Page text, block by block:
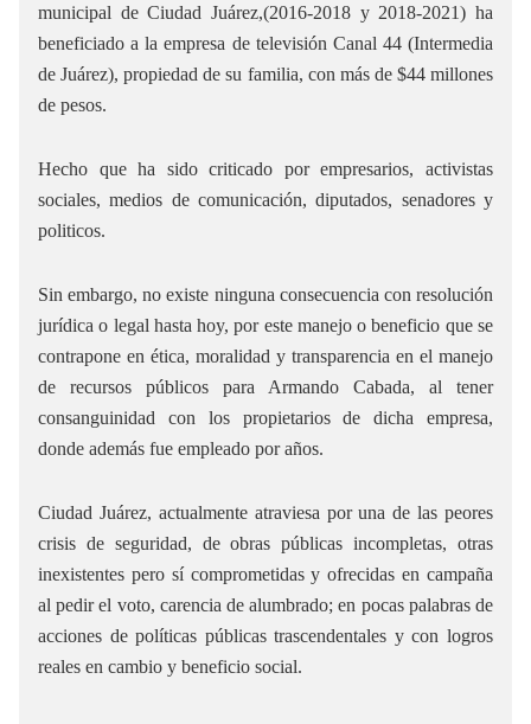
municipal de Ciudad Juárez,(2016-2018 y 2018-2021) ha
beneficiado a la empresa de televisión Canal 44 (Intermedia
de Juárez), propiedad de su familia, con más de $44 millones
de pesos.
Hecho que ha sido criticado por empresarios, activistas
sociales, medios de comunicación, diputados, senadores y
politicos.
Sin embargo, no existe ninguna consecuencia con resolución
jurídica o legal hasta hoy, por este manejo o beneficio que se
contrapone en ética, moralidad y transparencia en el manejo
de recursos públicos para Armando Cabada, al tener
consanguinidad con los propietarios de dicha empresa,
donde además fue empleado por años.
Ciudad Juárez, actualmente atraviesa por una de las peores
crisis de seguridad, de obras públicas incompletas, otras
inexistentes pero sí comprometidas y ofrecidas en campaña
al pedir el voto, carencia de alumbrado; en pocas palabras de
acciones de políticas públicas trascendentales y con logros
reales en cambio y beneficio social.